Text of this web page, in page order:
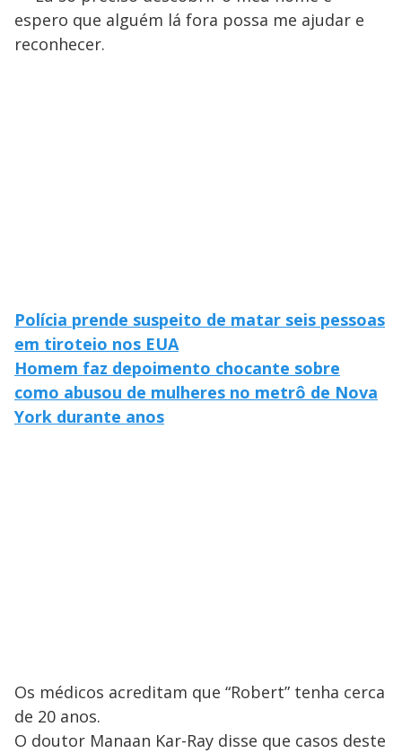
espero que alguém lá fora possa me ajudar e
reconhecer.
Polícia prende suspeito de matar seis pessoas
em tiroteio nos EUA
Homem faz depoimento chocante sobre
como abusou de mulheres no metrô de Nova
York durante anos
Os médicos acreditam que “Robert” tenha cerca
de 20 anos.
O doutor Manaan Kar-Ray disse que casos deste